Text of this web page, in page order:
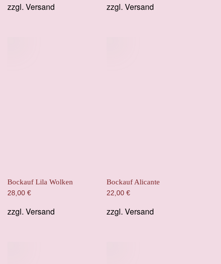
zzgl. Versand zzgl. Versand
Bockauf Lila Wolken
28,00 €
zzgl. Versand
Bockauf Alicante
22,00 €
zzgl. Versand